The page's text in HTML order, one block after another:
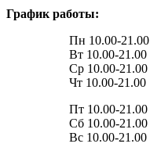
График работы:
Пн 10.00-21.00
Вт 10.00-21.00
Ср 10.00-21.00
Чт 10.00-21.00
Пт 10.00-21.00
Сб 10.00-21.00
Вс 10.00-21.00